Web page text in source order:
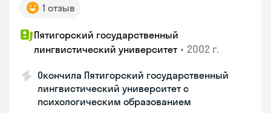
1 отзыв
Пятигорский государственный
лингвистический университет • 2002 г.
Окончила Пятигорский государственный
лингвистический университет с
психологическим образованием